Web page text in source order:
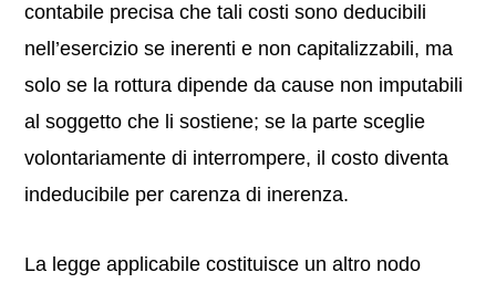
contabile precisa che tali costi sono deducibili
nell’esercizio se inerenti e non capitalizzabili, ma
solo se la rottura dipende da cause non imputabili
al soggetto che li sostiene; se la parte sceglie
volontariamente di interrompere, il costo diventa
indeducibile per carenza di inerenza.
La legge applicabile costituisce un altro nodo